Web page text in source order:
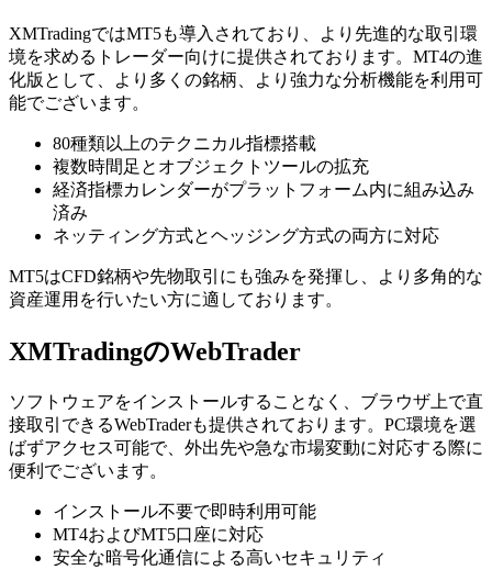
XMTradingではMT5も導入されており、より先進的な取引環
境を求めるトレーダー向けに提供されております。MT4の進
化版として、より多くの銘柄、より強力な分析機能を利用可
能でございます。
80種類以上のテクニカル指標搭載
複数時間足とオブジェクトツールの拡充
経済指標カレンダーがプラットフォーム内に組み込み
済み
ネッティング方式とヘッジング方式の両方に対応
MT5はCFD銘柄や先物取引にも強みを発揮し、より多角的な
資産運用を行いたい方に適しております。
XMTradingのWebTrader
ソフトウェアをインストールすることなく、ブラウザ上で直
接取引できるWebTraderも提供されております。PC環境を選
ばずアクセス可能で、外出先や急な市場変動に対応する際に
便利でございます。
インストール不要で即時利用可能
MT4およびMT5口座に対応
安全な暗号化通信による高いセキュリティ